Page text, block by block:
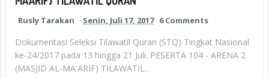
Rusly Tarakan Senin, Juli 17, 2017 6 Comments
Dokumentasi Seleksi Tilawatil Quran (STQ) Tingkat Nasional
ke-24/2017 pada 13 hingga 21 Juli. PESERTA 104 - ARENA 2
(MASJID AL-MA'ARIF) TILAWATIL...